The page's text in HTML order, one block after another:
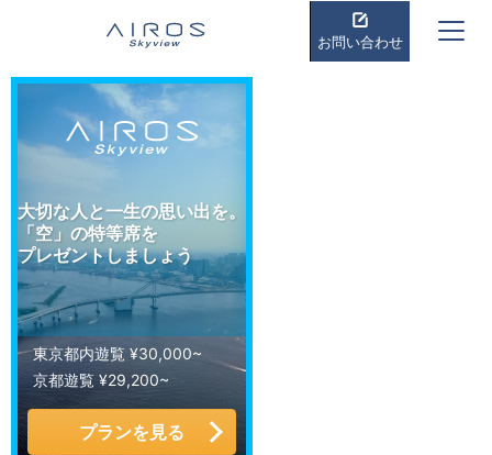
お問い合わせ
大切な人と一生の思い出を。
「空」の特等席を
プレゼントしましょう
東京都内遊覧 ¥30,000~
京都遊覧 ¥29,200~
プランを見る